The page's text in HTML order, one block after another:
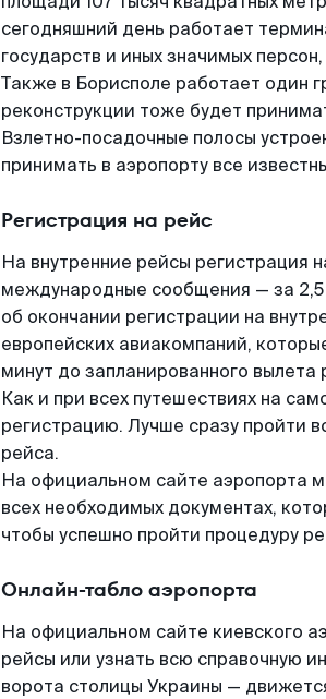
сегодняшний день работает
государств и иных значимых
Также в Борисполе работает один
реконструкции тоже будет
Взлетно-посадочные полосы
принимать в аэропорту все
Регистрация на рейс
На внутренние рейсы регистрация
международные сообщения — за 2,5
об окончании регистрации на
европейских авиакомпаний,
минут до запланированного вылета
Как и при всех путешествиях на
регистрацию. Лучше сразу пройти
рейса.
На официальном сайте аэропорта
всех необходимых документах,
чтобы успешно пройти процедуру
Онлайн-табло аэропорта
На официальном сайте киевского
рейсы или узнать всю справочную
ворота столицы Украины —